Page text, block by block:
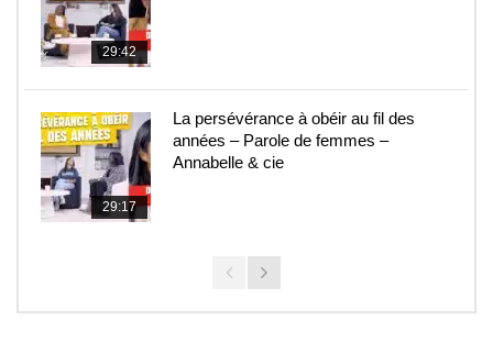
29:42
29:17
La persévérance à obéir au fil des
années – Parole de femmes –
Annabelle & cie